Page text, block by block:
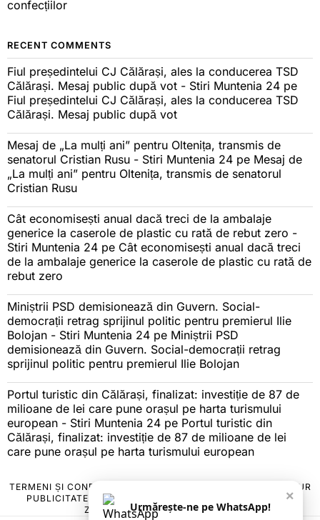
confecțiilor
RECENT COMMENTS
Fiul președintelui CJ Călărași, ales la conducerea TSD
Călărași. Mesaj public după vot - Stiri Muntenia 24 pe
Fiul președintelui CJ Călărași, ales la conducerea TSD
Călărași. Mesaj public după vot
Mesaj de „La mulți ani” pentru Oltenița, transmis de
senatorul Cristian Rusu - Stiri Muntenia 24 pe Mesaj de
„La mulți ani” pentru Oltenița, transmis de senatorul
Cristian Rusu
Cât economisești anual dacă treci de la ambalaje
generice la caserole de plastic cu rată de rebut zero -
Stiri Muntenia 24 pe Cât economisești anual dacă treci
de la ambalaje generice la caserole de plastic cu rată de
rebut zero
Miniștrii PSD demisionează din Guvern. Social-
democrații retrag sprijinul politic pentru premierul Ilie
Bolojan - Stiri Muntenia 24 pe Miniștrii PSD
demisionează din Guvern. Social-democrații retrag
sprijinul politic pentru premierul Ilie Bolojan
Portul turistic din Călărași, finalizat: investiție de 87 de
milioane de lei care pune orașul pe harta turismului
european - Stiri Muntenia 24 pe Portul turistic din
Călărași, finalizat: investiție de 87 de milioane de lei
care pune orașul pe harta turismului european
TERMENI ȘI CONDIȚII
POLITICA DE ANULARE & RETUR
PUBLICITATE ONLINE & TIPĂRITĂ
CONTACT
ZIARUL ANUNȚUL CĂLĂRĂȘEAN
×
Urmărește-ne pe WhatsApp!